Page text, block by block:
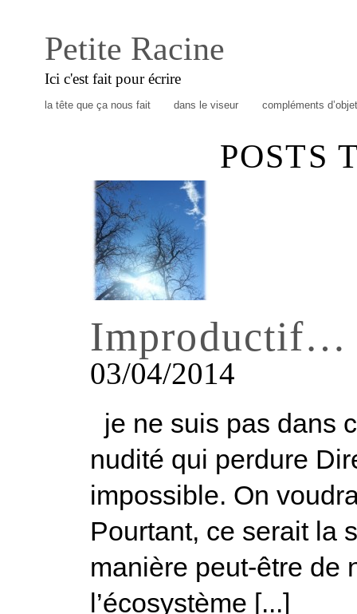
Petite Racine
Ici c'est fait pour écrire
la tête que ça nous fait dans le viseur compléments
POSTS
Improductif…
03/04/2014
je ne suis pas dans
nudité qui perdure
impossible. On
Pourtant, ce serait la
manière peut-être de
l’écosystème [...]